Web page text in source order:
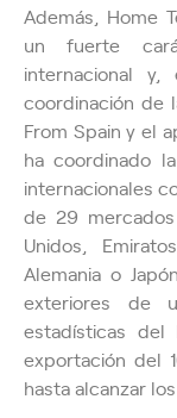
Además, Home
un fuerte
internacional
coordinación de
From Spain y el
ha coordinado
internacionales
de 29
Unidos,
Alemania o
exteriores de
estadísticas
exportación del
hasta alcanzar